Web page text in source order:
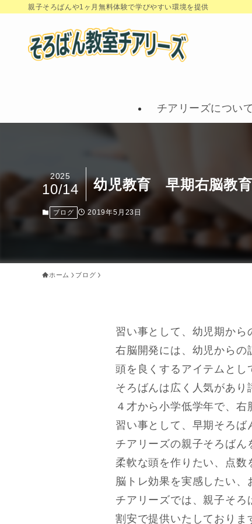
親子そろばんや1ヶ月無料体験で学びやすい環境を提供
チアリーズについ
幼児教育 早期右脳教
2025
10/14
ブログ 2019年5月23日
ホーム ブログ
習い事として、幼児期から
右脳開発には、幼児からの
頭を良くするアイテムとし
そろばんは広く人気があり
４才から小学低学年で、右
習い事として、早期そろば
チアリーズの親子そろばん
柔軟な頭を作りたい、点数
脳トレ効果を実感したい、
チアリーズでは、親子そろ
割安で提供いたしておりま